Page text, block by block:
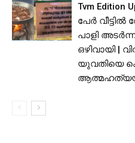
Tvm Edition
പേർ
പാളി
ഒഴിവായി |
യുവതിയെ